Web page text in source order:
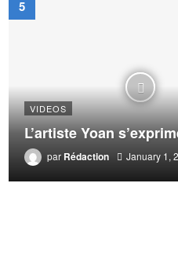
VIDEOS
L’artiste Yoan
par Rédaction January 1,